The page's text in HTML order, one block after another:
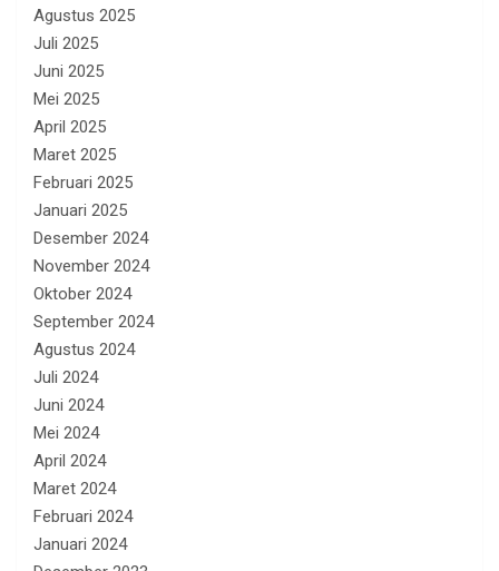
Agustus 2025
Juli 2025
Juni 2025
Mei 2025
April 2025
Maret 2025
Februari 2025
Januari 2025
Desember 2024
November 2024
Oktober 2024
September 2024
Agustus 2024
Juli 2024
Juni 2024
Mei 2024
April 2024
Maret 2024
Februari 2024
Januari 2024